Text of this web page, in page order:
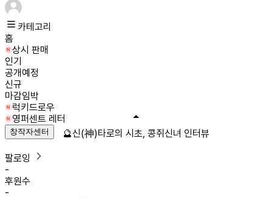
카테고리
홈
상시 판매
인기
공개예정
신규
마감임박
럭키드로우
영퍼센트 레터
창작자센터
팔로잉
-
후원수
-
🔮신(神)타로의 시초, 콩쥐신녀 인터뷰